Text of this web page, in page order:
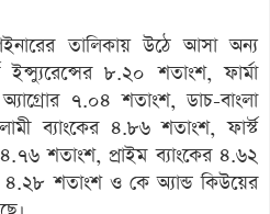
তালিকায় উঠে আসা অন্য
ইন্স্যুরেন্সের ৮.২০ শতাংশ, ফার্মা
৭.০৪ শতাংশ, ডাচ-বাংলা
ব্যাংকের ৪.৮৬ শতাংশ, ফার্স্ট
৪.৭৬ শতাংশ, প্রাইম ব্যাংকের ৪.৬২
৪.২৮ শতাংশ ও কে অ্যান্ড কিউয়ের